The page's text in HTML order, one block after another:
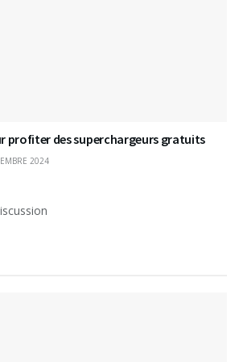
profiter des superchargeurs gratuits
2024